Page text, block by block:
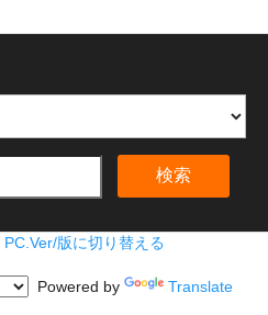
検索
PC.Ver/版に切り替える
Powered by Translate